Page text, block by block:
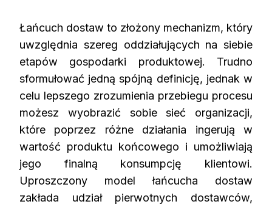
Łańcuch dostaw to złożony mechanizm, który
uwzględnia szereg oddziałujących na siebie
etapów gospodarki produktowej. Trudno
sformułować jedną spójną definicję, jednak w
celu lepszego zrozumienia przebiegu procesu
możesz wyobrazić sobie sieć organizacji,
które poprzez różne działania ingerują w
wartość produktu końcowego i umożliwiają
jego finalną konsumpcję klientowi.
Uproszczony model łańcucha dostaw
zakłada udział pierwotnych dostawców,